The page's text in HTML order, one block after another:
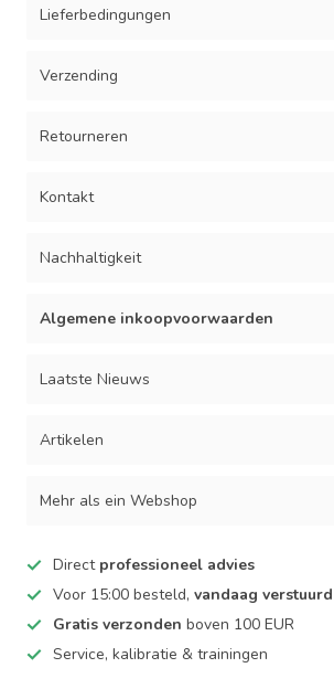
Lieferbedingungen
Verzending
Retourneren
Kontakt
Nachhaltigkeit
Algemene inkoopvoorwaarden
Laatste Nieuws
Artikelen
Mehr als ein Webshop
Direct professioneel advies
Voor 15:00 besteld, vandaag verstuurd
Gratis verzonden boven 100 EUR
Service, kalibratie & trainingen